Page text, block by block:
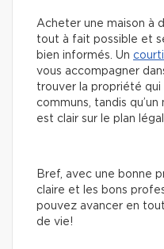
Acheter une maison à
tout à fait possible et
bien informés. Un
vous accompagner
trouver la propriété qui
communs, tandis
est clair sur le plan
Bref, avec une bonne
claire et les bons
pouvez avancer en
de vie!